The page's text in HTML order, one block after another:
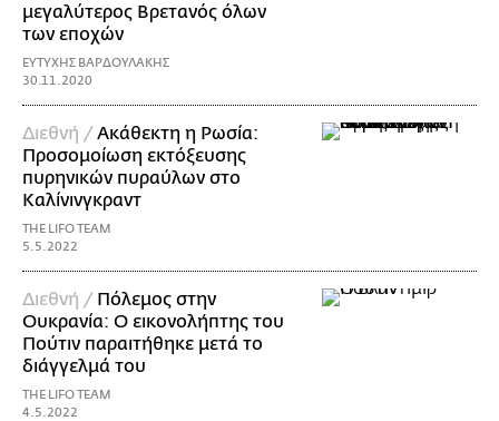
μεγαλύτερος Βρετανός όλων
των εποχών
ΕΥΤΥΧΗΣ ΒΑΡΔΟΥΛΑΚΗΣ
30.11.2020
Διεθνή /Ακάθεκτη η Ρωσία:
Προσομοίωση εκτόξευσης
πυρηνικών πυραύλων στο
Καλίνινγκραντ
THE LIFO TEAM
5.5.2022
Διεθνή / Πόλεμος στην
Ουκρανία: Ο εικονολήπτης του
Πούτιν παραιτήθηκε μετά το
διάγγελμά του
THE LIFO TEAM
4.5.2022